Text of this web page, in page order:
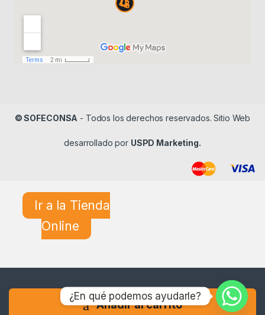
Añadir al carrito
© SOFECONSA - Todos los derechos reservados. Sitio Web
desarrollado por USPD Marketing.
Ir a la Tienda
Online
¿En qué podemos ayudarle?